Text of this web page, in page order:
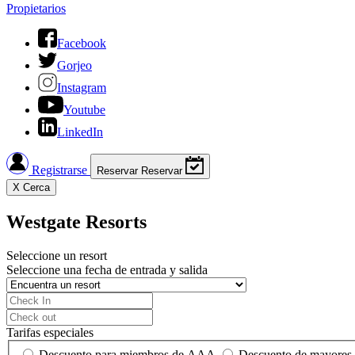
Propietarios
Facebook
Gorjeo
Instagram
Youtube
LinkedIn
Registrarse Reservar Reservar
X Cerca
Westgate Resorts
Seleccione un resort
Seleccione una fecha de entrada y salida
Tarifas especiales